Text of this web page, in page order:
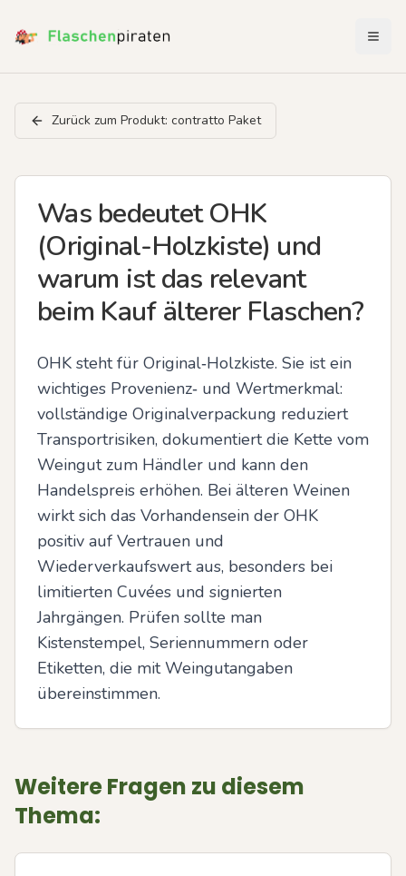
Zurück zum Produkt: contratto Paket
Was bedeutet OHK
(Original-Holzkiste) und
warum ist das relevant
beim Kauf älterer Flaschen?
OHK steht für Original‑Holzkiste. Sie ist ein
wichtiges Provenienz‑ und Wertmerkmal:
vollständige Originalverpackung reduziert
Transportrisiken, dokumentiert die Kette vom
Weingut zum Händler und kann den
Handelspreis erhöhen. Bei älteren Weinen
wirkt sich das Vorhandensein der OHK
positiv auf Vertrauen und
Wiederverkaufswert aus, besonders bei
limitierten Cuvées und signierten
Jahrgängen. Prüfen sollte man
Kistenstempel, Seriennummern oder
Etiketten, die mit Weingutangaben
übereinstimmen.
Weitere Fragen zu diesem
Thema: